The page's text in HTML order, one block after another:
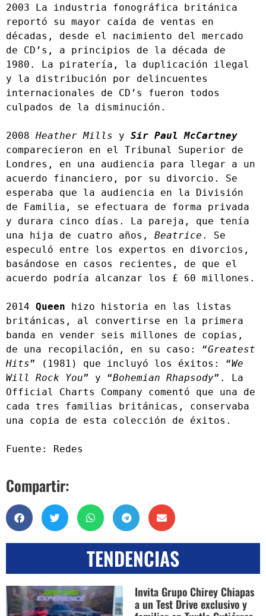
2003 La industria fonográfica británica
reportó su mayor caída de ventas en
décadas, desde el nacimiento del mercado
de CD’s, a principios de la década de
1980. La piratería, la duplicación ilegal
y la distribución por delincuentes
internacionales de CD’s fueron todos
culpados de la disminución.
2008 Heather Mills y Sir Paul McCartney
comparecieron en el Tribunal Superior de
Londres, en una audiencia para llegar a un
acuerdo financiero, por su divorcio. Se
esperaba que la audiencia en la División
de Familia, se efectuara de forma privada
y durara cinco días. La pareja, que tenía
una hija de cuatro años, Beatrice . Se
especuló entre los expertos en divorcios,
basándose en casos recientes, de que el
acuerdo podría alcanzar los £ 60 millones.
2014 Queen hizo historia en las listas
británicas, al convertirse en la primera
banda en vender seis millones de copias,
de una recopilación, en su caso: “Greatest
Hits” (1981) que incluyó los éxitos: “We
Will Rock You” y “Bohemian Rhapsody”. La
Official Charts Company comentó que una de
cada tres familias británicas, conservaba
una copia de esta colección de éxitos.
Fuente: Redes
Compartir:
TENDENCIAS
Invita Grupo Chirey Chiapas
a un Test Drive exclusivo y